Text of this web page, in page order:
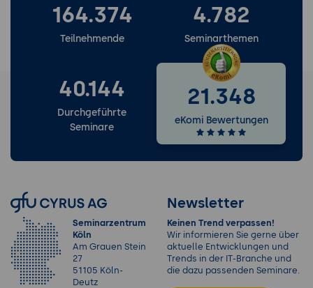
164.374
Teilnehmende
4.782
Seminarthemen
40.144
Durchgeführte
Seminare
21.348
eKomi Bewertungen
Seminarzentrum
Köln
Am Grauen Stein
27
51105 Köln-
Deutz
Newsletter
Keinen Trend verpassen!
Wir informieren Sie gerne über
aktuelle Entwicklungen und
Trends in der IT-Branche und
die dazu passenden Seminare.